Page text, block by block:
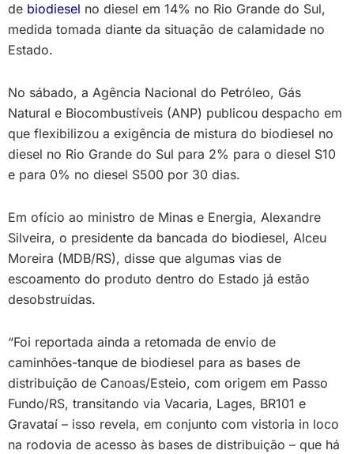
de biodiesel no diesel em 14% no Rio Grande do Sul,
medida tomada diante da situação de calamidade no
Estado.
No sábado, a Agência Nacional do Petróleo, Gás
Natural e Biocombustíveis (ANP) publicou despacho em
que flexibilizou a exigência de mistura do biodiesel no
diesel no Rio Grande do Sul para 2% para o diesel S10
e para 0% no diesel S500 por 30 dias.
Em ofício ao ministro de Minas e Energia, Alexandre
Silveira, o presidente da bancada do biodiesel, Alceu
Moreira (MDB/RS), disse que algumas vias de
escoamento do produto dentro do Estado já estão
desobstruídas.
“Foi reportada ainda a retomada de envio de
caminhões-tanque de biodiesel para as bases de
distribuição de Canoas/Esteio, com origem em Passo
Fundo/RS, transitando via Vacaria, Lages, BR101 e
Gravataí – isso revela, em conjunto com vistoria in loco
na rodovia de acesso às bases de distribuição – que há